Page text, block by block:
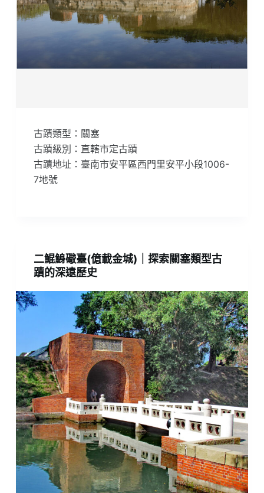
古蹟類型：關塞
古蹟級別：直轄市定古蹟
古蹟地址：臺南市安平區西門里安平小段1006-
7地號
二鯤鯓礮臺(億載金城)｜探索關塞類型古
蹟的深遠歷史